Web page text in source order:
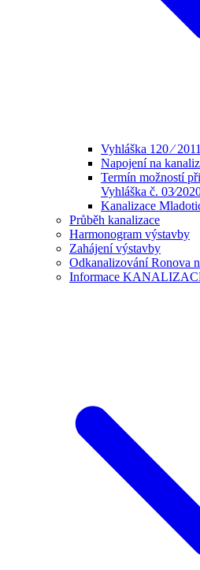
Vyhláška 120 ⁄ 2011
Napojení na
Termín možností
Vyhláška č.
Kanalizace
Průběh kanalizace
Harmonogram výstavby
Zahájení výstavby
Odkanalizování Ronova
Informace